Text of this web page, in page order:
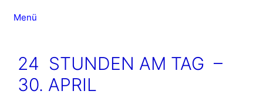
InhaltMenü
24 STUNDEN AM TAG –
30. APRIL